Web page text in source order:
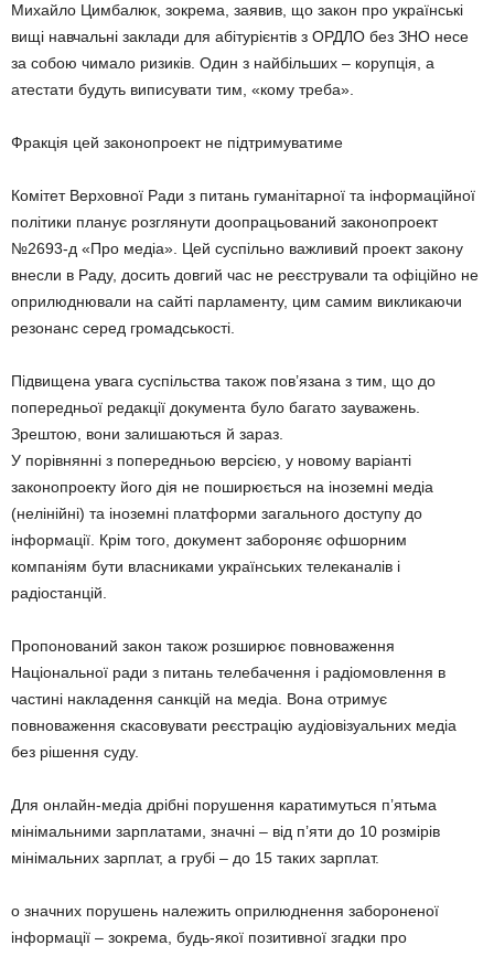
Михайло Цимбалюк, зокрема, заявив, що закон про українські
вищі навчальні заклади для абітурієнтів з ОРДЛО без ЗНО несе
за собою чимало ризиків. Один з найбільших – корупція, а
атестати будуть виписувати тим, «кому треба».
Фракція цей законопроект не підтримуватиме
Комітет Верховної Ради з питань гуманітарної та інформаційної
політики планує розглянути доопрацьований законопроект
№2693-д «Про медіа». Цей суспільно важливий проект закону
внесли в Раду, досить довгий час не реєстрували та офіційно не
оприлюднювали на сайті парламенту, цим самим викликаючи
резонанс серед громадськості.
Підвищена увага суспільства також пов’язана з тим, що до
попередньої редакції документа було багато зауважень.
Зрештою, вони залишаються й зараз.
У порівнянні з попередньою версією, у новому варіанті
законопроекту його дія не поширюється на іноземні медіа
(нелінійні) та іноземні платформи загального доступу до
інформації. Крім того, документ забороняє офшорним
компаніям бути власниками українських телеканалів і
радіостанцій.
Пропонований закон також розширює повноваження
Національної ради з питань телебачення і радіомовлення в
частині накладення санкцій на медіа. Вона отримує
повноваження скасовувати реєстрацію аудіовізуальних медіа
без рішення суду.
Для онлайн-медіа дрібні порушення каратимуться п’ятьма
мінімальними зарплатами, значні – від п’яти до 10 розмірів
мінімальних зарплат, а грубі – до 15 таких зарплат.
о значних порушень належить оприлюднення забороненої
інформації – зокрема, будь-якої позитивної згадки про